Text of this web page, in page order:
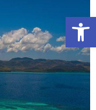
פתח סרגל נגישות